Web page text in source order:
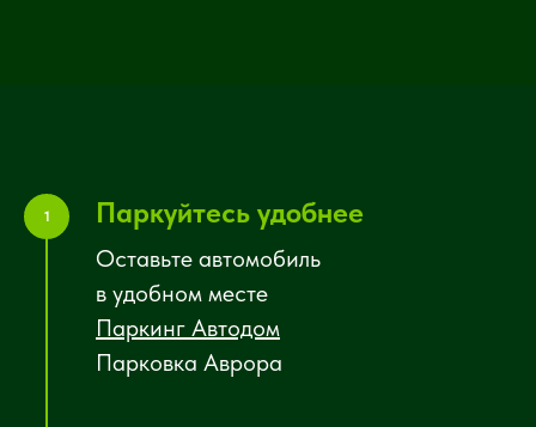
1 Паркуйтесь удобнее
Оставьте автомобиль
в удобном месте
Паркинг Автодом
Парковка Аврора